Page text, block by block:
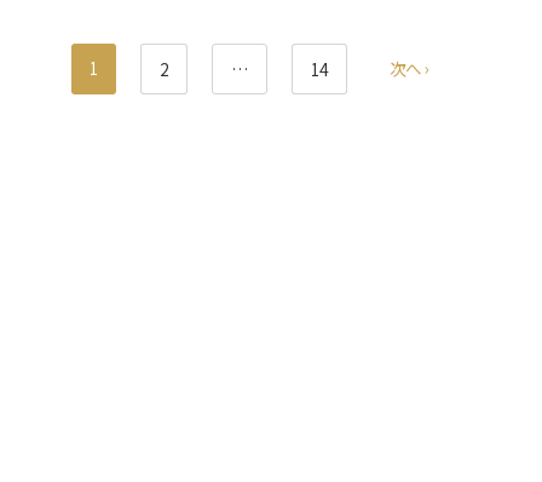
1 2 … 14 次へ ›